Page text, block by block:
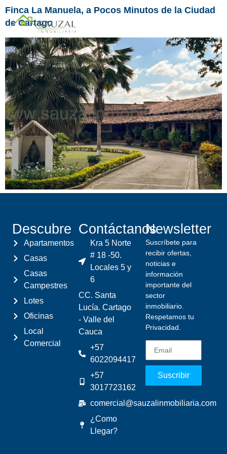
Finca La Manuela, a Pocos Minutos de la Ciudad
de Cartago
Descubre
Apartamentos
Casas
Casas
Campestres
Lotes
Oficinas
Local
Comercial
Contáctanos
Kra 5 Norte
# 18 -50.
Locales 5 y
6
CC. Santa
Lucía. Cartago
- Valle del
Cauca
+57
6022094417
+57
3017723162
comercial@sauzalinmobiliaria.com
¿Como
Llegar?
Newsletter
Suscríbete para
recibir ofertas,
noticias e
información
importante del
sector
inmobiliario.
Respetamos tu
Privacidad.
Suscribir